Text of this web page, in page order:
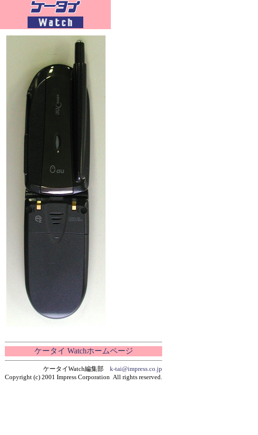
ケータイ Watchホームページ
ケータイWatch編集部 k-tai@impress.co.jp
Copyright (c) 2001 Impress Corporation All rights reserved.